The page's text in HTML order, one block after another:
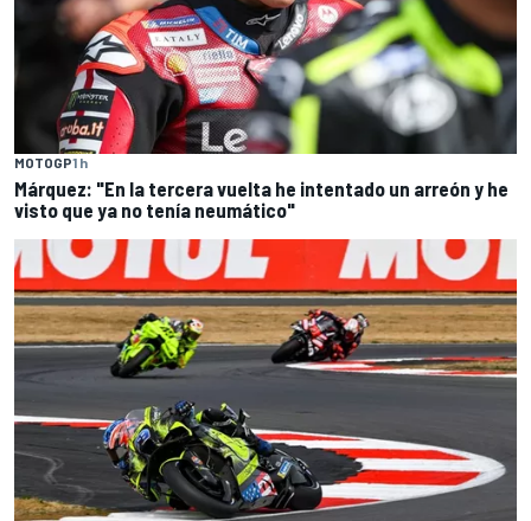
MOTOGP1 h
Márquez: "En la tercera vuelta he intentado un arreón y he
visto que ya no tenía neumático"